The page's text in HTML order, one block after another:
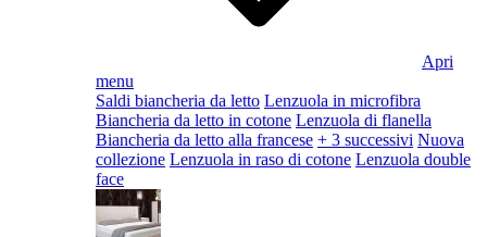
Apri
menu
Saldi biancheria da letto Lenzuola in microfibra
Biancheria da letto in cotone Lenzuola di flanella
Biancheria da letto alla francese + 3 successivi Nuova
collezione Lenzuola in raso di cotone Lenzuola double
face